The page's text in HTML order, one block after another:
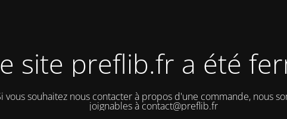
site preflib.fr a été
vous souhaitez nous contacter à propos d'une commande, nous
joignables à contact@preflib.fr